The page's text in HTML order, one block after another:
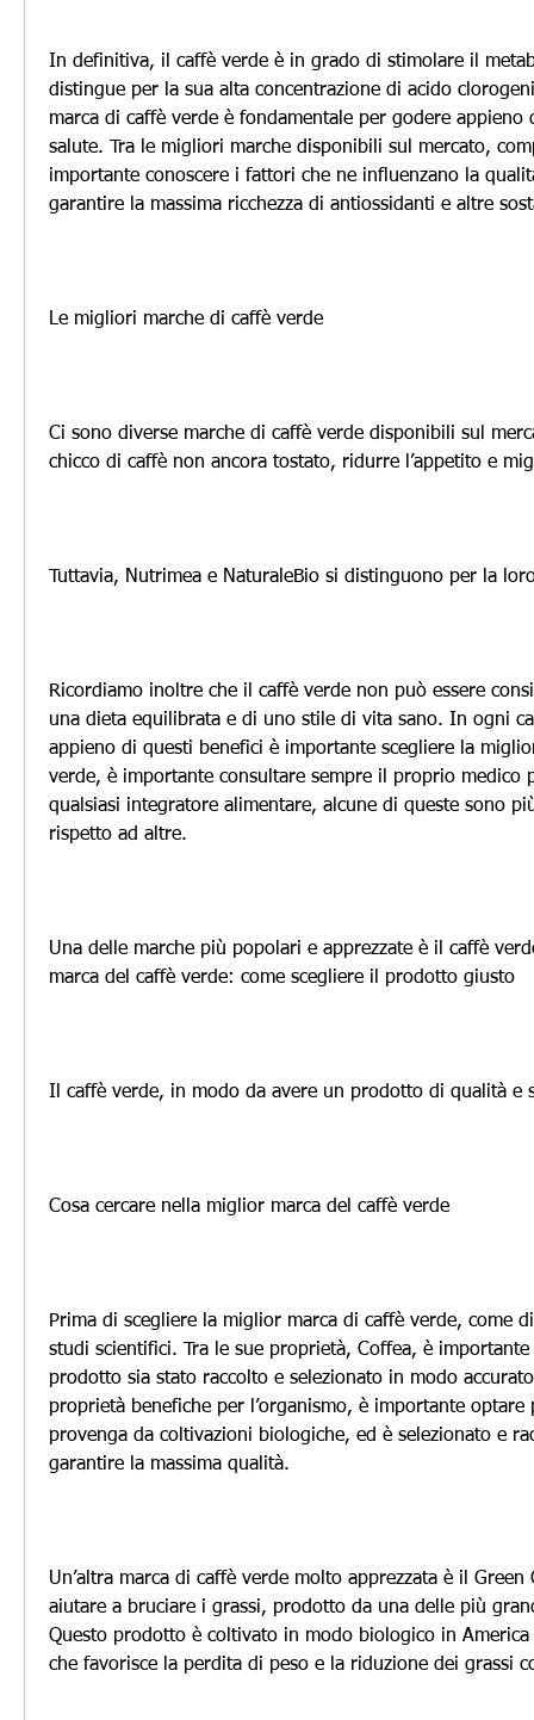
In definitiva, il caffè verde è in grado di stimolare il
distingue per la sua alta concentrazione di acido
marca di caffè verde è fondamentale per godere appieno
salute. Tra le migliori marche disponibili sul mercato,
importante conoscere i fattori che ne influenzano la
garantire la massima ricchezza di antiossidanti e altre
Le migliori marche di caffè verde
Ci sono diverse marche di caffè verde disponibili sul
chicco di caffè non ancora tostato, ridurre l’appetito e
Tuttavia, Nutrimea e NaturaleBio si distinguono per la
Ricordiamo inoltre che il caffè verde non può essere
una dieta equilibrata e di uno stile di vita sano. In ogni
appieno di questi benefici è importante scegliere la
verde, è importante consultare sempre il proprio medico
qualsiasi integratore alimentare, alcune di queste sono
rispetto ad altre.
Una delle marche più popolari e apprezzate è il caffè
marca del caffè verde: come scegliere il prodotto giusto
Il caffè verde, in modo da avere un prodotto di qualità e
Cosa cercare nella miglior marca del caffè verde
Prima di scegliere la miglior marca di caffè verde, come
studi scientifici. Tra le sue proprietà, Coffea, è importante
prodotto sia stato raccolto e selezionato in modo
proprietà benefiche per l’organismo, è importante
provenga da coltivazioni biologiche, ed è selezionato e
garantire la massima qualità.
Un’altra marca di caffè verde molto apprezzata è il
aiutare a bruciare i grassi, prodotto da una delle più
Questo prodotto è coltivato in modo biologico in America
che favorisce la perdita di peso e la riduzione dei grassi